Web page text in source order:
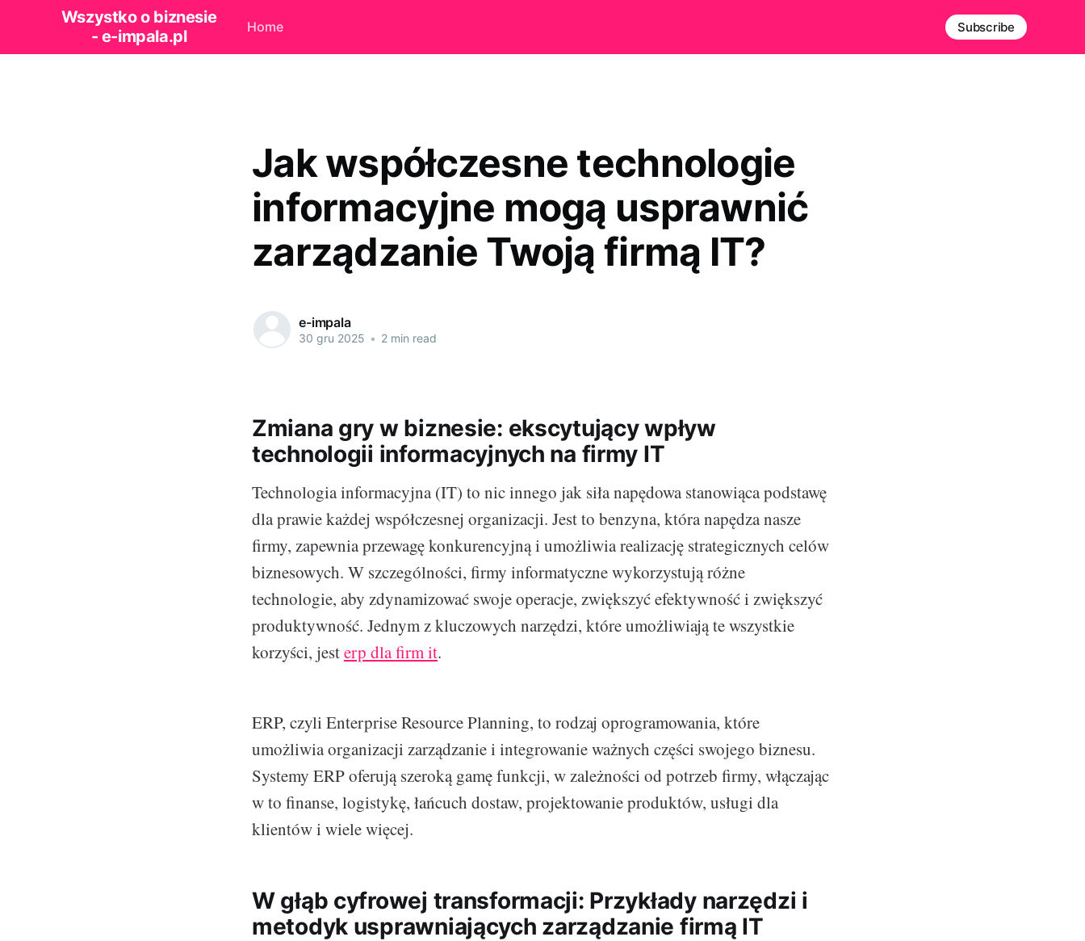
Wszystko o biznesie
- e-impala.pl
Home Subscribe
Jak współczesne technologie
informacyjne mogą usprawnić
zarządzanie Twoją firmą IT?
e-impala
30 gru 2025 • 2 min read
Zmiana gry w biznesie: ekscytujący wpływ
technologii informacyjnych na firmy IT
Technologia informacyjna (IT) to nic innego jak siła napędowa stanowiąca podstawę
dla prawie każdej współczesnej organizacji. Jest to benzyna, która napędza nasze
firmy, zapewnia przewagę konkurencyjną i umożliwia realizację strategicznych celów
biznesowych. W szczególności, firmy informatyczne wykorzystują różne
technologie, aby zdynamizować swoje operacje, zwiększyć efektywność i zwiększyć
produktywność. Jednym z kluczowych narzędzi, które umożliwiają te wszystkie
korzyści, jesterp dla firm it.
ERP, czyli Enterprise Resource Planning, to rodzaj oprogramowania, które
umożliwia organizacji zarządzanie i integrowanie ważnych części swojego biznesu.
Systemy ERP oferują szeroką gamę funkcji, w zależności od potrzeb firmy, włączając
w to finanse, logistykę, łańcuch dostaw, projektowanie produktów, usługi dla
klientów i wiele więcej.
W głąb cyfrowej transformacji: Przykłady narzędzi i
metodyk usprawniających zarządzanie firmą IT